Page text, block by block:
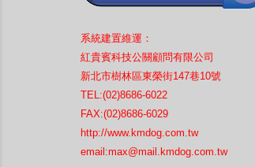
系統建置維運：
紅貴賓科技公關顧問有限公司
新北市樹林區東榮街147巷10號
TEL:(02)8686-6022
FAX:(02)8686-6029
http://www.kmdog.com.tw
email:max@mail.kmdog.com.tw